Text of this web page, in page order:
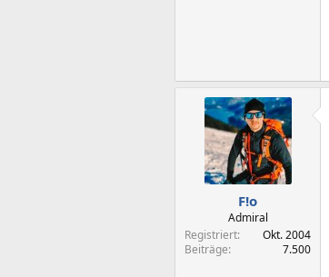
F!o
Admiral
Registriert
Okt. 2004
Beiträge
7.500